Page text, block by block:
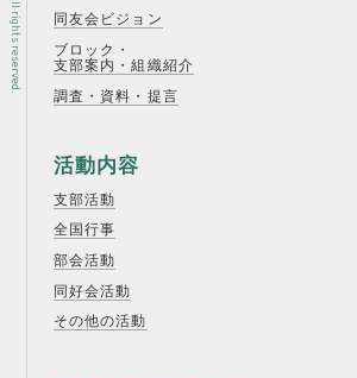
同友会ビジョン
ブロック・
支部案内・組織紹介
調査・資料・提言
活動内容
支部活動
全国行事
部会活動
同好会活動
その他の活動